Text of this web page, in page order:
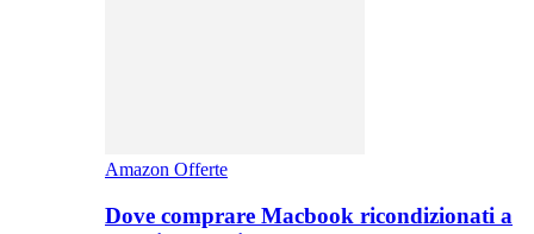
Amazon Offerte
Dove comprare Macbook ricondizionati a